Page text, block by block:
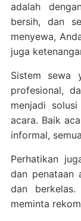
adalah
bersih, dan
menyewa,
juga
Sistem sewa
profesional,
menjadi
acara. Baik
informal,
Perhatikan
dan penataan
dan
meminta